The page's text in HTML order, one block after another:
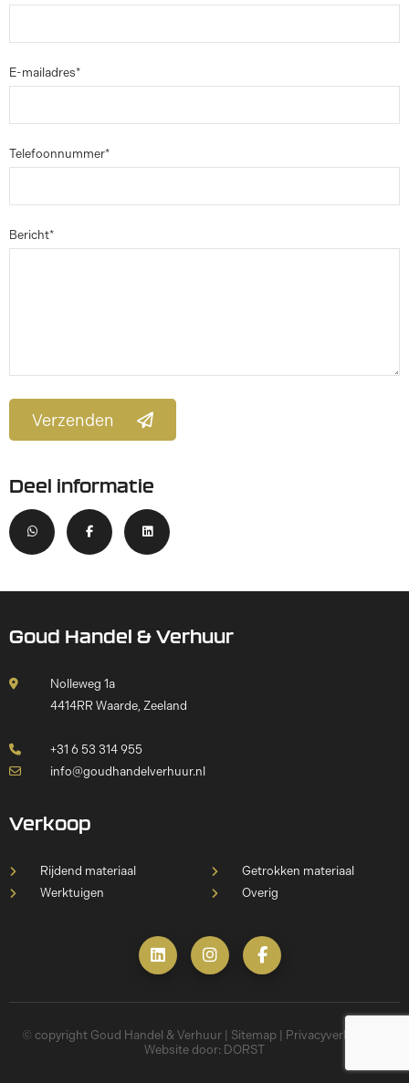
E-mailadres*
Telefoonnummer*
Bericht*
Verzenden
Deel informatie
Goud Handel & Verhuur
Nolleweg 1a
4414RR Waarde, Zeeland
+31 6 53 314 955
info@goudhandelverhuur.nl
Verkoop
Rijdend materiaal
Werktuigen
Getrokken materiaal
Overig
© copyright Goud Handel & Verhuur | Sitemap Privacyverklaring
Website door: DORST